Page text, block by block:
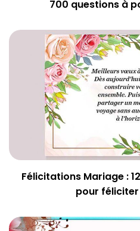
700 questions à
Félicitations Mariage :
pour